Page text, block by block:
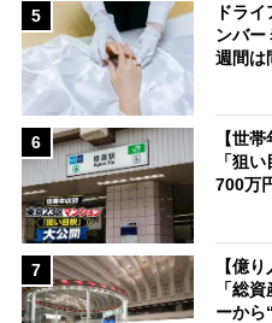
5
ドラ
ンバ
週間
6
【世
「狙
700万
7
【億
「総
ーか